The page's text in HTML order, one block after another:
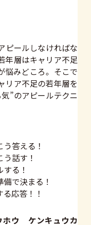
ピールしなければな
年層はキャリア不足
悩みどころ。そこで
リア不足の若年層を
”のアピールテクニ
答える！
話す！
る！
で決まる！
応答！！
ホウ ケンキュウカ